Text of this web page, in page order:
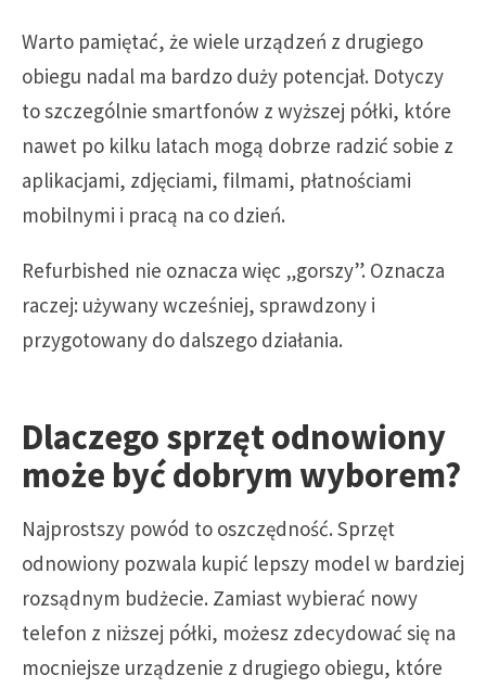
Warto pamiętać, że wiele urządzeń z drugiego
obiegu nadal ma bardzo duży potencjał. Dotyczy
to szczególnie smartfonów z wyższej półki, które
nawet po kilku latach mogą dobrze radzić sobie z
aplikacjami, zdjęciami, filmami, płatnościami
mobilnymi i pracą na co dzień.
Refurbished nie oznacza więc „gorszy”. Oznacza
raczej: używany wcześniej, sprawdzony i
przygotowany do dalszego działania.
Dlaczego sprzęt odnowiony
może być dobrym wyborem?
Najprostszy powód to oszczędność. Sprzęt
odnowiony pozwala kupić lepszy model w bardziej
rozsądnym budżecie. Zamiast wybierać nowy
telefon z niższej półki, możesz zdecydować się na
mocniejsze urządzenie z drugiego obiegu, które